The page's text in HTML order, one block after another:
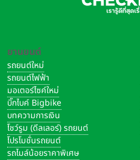
ยานยนต์
รถยนต์ใหม่
รถยนต์ไฟฟ้า
มอเตอร์ไซค์ใหม่
บิ๊กไบค์ Bigbike
บทความการเงิน
โชว์รูม (ดีลเลอร์) รถยนต์
โปรโมชั่นรถยนต์
รถไมล์น้อยราคาพิเศษ